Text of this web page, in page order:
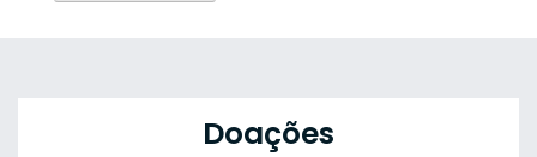
Doações